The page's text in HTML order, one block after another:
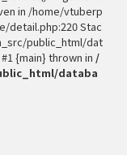
in /home/vtuberp
detail.php:220 Stac
public_html/dat
{main} thrown in /
databa